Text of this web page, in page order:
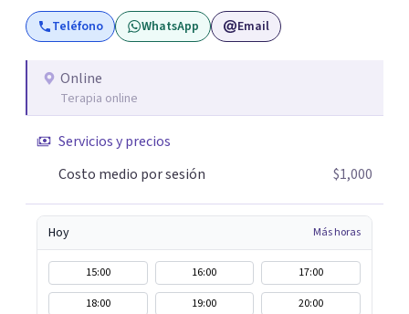
Teléfono WhatsApp Email
Online
Terapia online
Servicios y precios
Costo medio por sesión
$1,000
Hoy Más horas
15:00 16:00
17:00
18:00
19:00 20:00